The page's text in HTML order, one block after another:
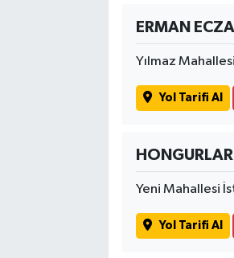
ERMAN
Yılmaz
Yol Tarifi Al
Yeni Mahallesi
Yol Tarifi Al